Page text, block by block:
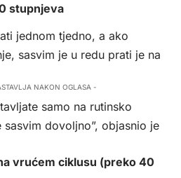
stupnjeva
jednom tjedno, a ako
sasvim je u redu prati je na
NAKON OGLASA -
samo na rutinsko
dovoljno”, objasnio je
vrućem ciklusu (preko 40